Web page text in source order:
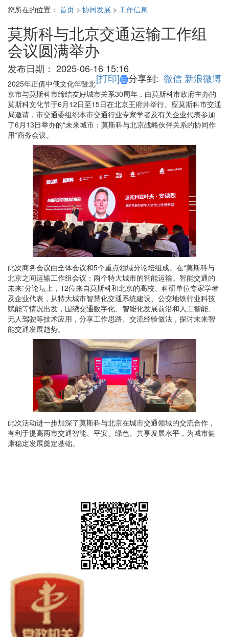
您所在的位置： 首页 > 协同发展 > 工作信息
莫斯科与北京交通运输工作组
会议圆满举办
发布日期： 2025-06-16 15:16
[打印] 分享到: 微信 新浪微博
2025年正值中俄文化年暨北
京市与莫斯科市缔结友好城市关系30周年，由莫斯科市政府主办的
莫斯科文化节于6月12日至15日在北京王府井举行。应莫斯科市交通
局邀请，市交通委组织本市交通行业专家学者及有关企业代表参加
了6月13日举办的“未来城市：莫斯科与北京战略伙伴关系的协同作
用”商务会议。
此次商务会议由全体会议和5个重点领域分论坛组成。在“莫斯科与
北京之间运输工作组会议：两个特大城市的智能运输。智能交通的
未来”分论坛上，12位来自莫斯科和北京的高校、科研单位专家学者
及企业代表，从特大城市智慧化交通系统建设、公交地铁行业科技
赋能等情况出发，围绕交通数字化、智能化发展前沿和人工智能、
无人驾驶等技术应用，分享工作思路、交流经验做法，探讨未来智
能交通发展趋势。
此次活动进一步加深了莫斯科与北京在城市交通领域的交流合作，
有利于提高两市交通智能、平安、绿色、共享发展水平，为城市健
康稳定发展奠定基础。